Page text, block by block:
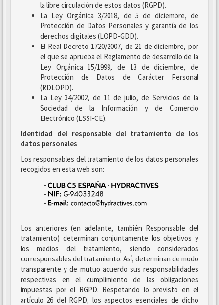
la libre circulación de estos datos (RGPD).
La Ley Orgánica 3/2018, de 5 de diciembre, de
Protección de Datos Personales y garantía de los
derechos digitales (LOPD-GDD).
El Real Decreto 1720/2007, de 21 de diciembre, por
el que se aprueba el Reglamento de desarrollo de la
Ley Orgánica 15/1999, de 13 de diciembre, de
Protección de Datos de Carácter Personal
(RDLOPD).
La Ley 34/2002, de 11 de julio, de Servicios de la
Sociedad de la Información y de Comercio
Electrónico (LSSI-CE).
Identidad del responsable del tratamiento de los
datos personales
Los responsables del tratamiento de los datos personales
recogidos en esta web son:
Los anteriores (en adelante, también Responsable del
tratamiento) determinan conjuntamente los objetivos y
los medios del tratamiento, siendo considerados
corresponsables del tratamiento. Así, determinan de modo
transparente y de mutuo acuerdo sus responsabilidades
respectivas en el cumplimiento de las obligaciones
impuestas por el RGPD. Respetando lo previsto en el
artículo 26 del RGPD, los aspectos esenciales de dicho